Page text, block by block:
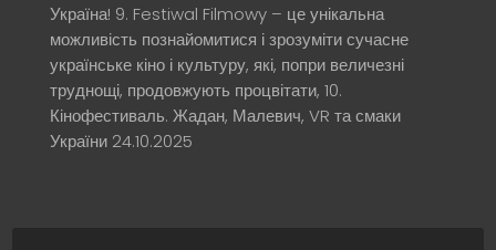
Україна! 9. Festiwal Filmowy – це унікальна
можливість познайомитися і зрозуміти сучасне
українське кіно і культуру, які, попри величезні
труднощі, продовжують процвітати, 10.
Кінофестиваль. Жадан, Малевич, VR та смаки
України 24.10.2025